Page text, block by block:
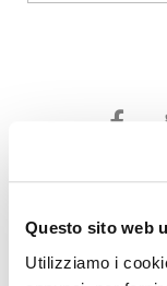
Questo sito web
Utilizziamo i